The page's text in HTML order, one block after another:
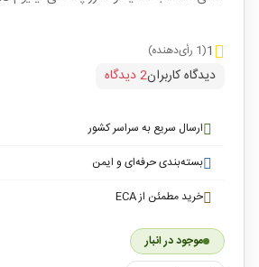
1(1 رأی‌دهنده)
دیدگاه کاربران2 دیدگاه
ارسال سریع به سراسر کشور
بسته‌بندی حرفه‌ای و ایمن
خرید مطمئن از ECA
موجود در انبار